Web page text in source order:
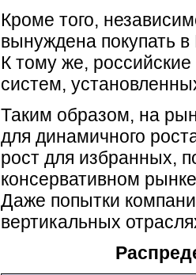
Кроме того,
вынуждена покупать
К тому же,
систем,
Таким образом, на
для динамичного
рост для избранных,
консервативном
Даже попытки
вертикальных